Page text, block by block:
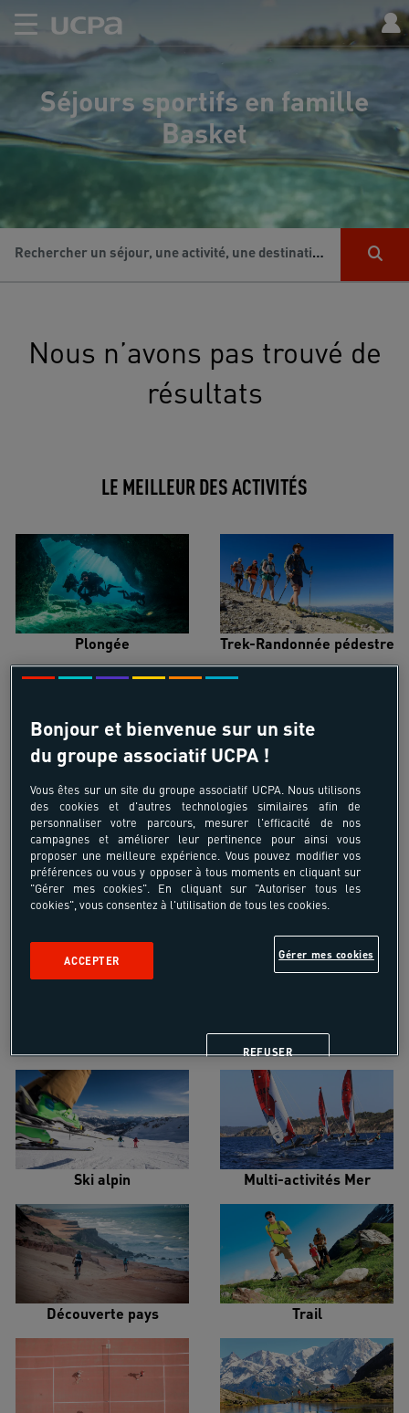
Séjours sportifs en famille
Basket
Rechercher un séjour, une activité, une destination...
Nous n’avons pas trouvé de
résultats
LE MEILLEUR DES ACTIVITÉS
Plongée Trek-Randonnée pédestre
Croisière voilier Alpinisme
Snowboard
Ski alpin Multi-activités Mer
Découverte pays Trail
Bonjour et bienvenue sur un site
du groupe associatif UCPA !
Vous êtes sur un site du groupe associatif UCPA. Nous utilisons
des cookies et d'autres technologies similaires afin de
personnaliser votre parcours, mesurer l'efficacité de nos
campagnes et améliorer leur pertinence pour ainsi vous
proposer une meilleure expérience. Vous pouvez modifier vos
préférences ou vous y opposer à tous moments en cliquant sur
"Gérer mes cookies". En cliquant sur "Autoriser tous les
cookies", vous consentez à l'utilisation de tous les cookies.
Gérer mes cookies
REFUSER
ACCEPTER